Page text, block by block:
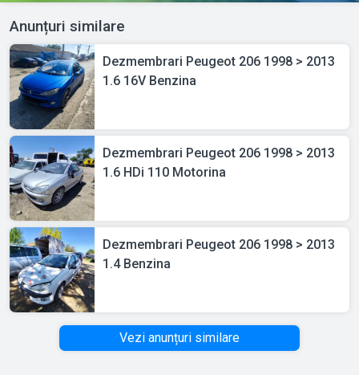
Anunțuri similare
Dezmembrari Peugeot 206 1998 > 2013
1.6 16V Benzina
Dezmembrari Peugeot 206 1998 > 2013
1.6 HDi 110 Motorina
Dezmembrari Peugeot 206 1998 > 2013
1.4 Benzina
Vezi anunțuri similare